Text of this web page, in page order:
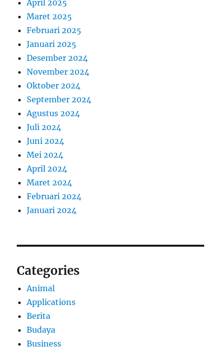
April 2025
Maret 2025
Februari 2025
Januari 2025
Desember 2024
November 2024
Oktober 2024
September 2024
Agustus 2024
Juli 2024
Juni 2024
Mei 2024
April 2024
Maret 2024
Februari 2024
Januari 2024
Categories
Animal
Applications
Berita
Budaya
Business